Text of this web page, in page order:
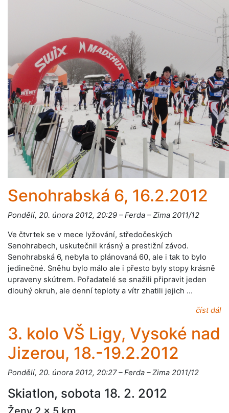
Senohrabská 6, 16.2.2012
Pondělí, 20. února 2012, 20:29 – Ferda – Zima 2011/12
Ve čtvrtek se v mece lyžování, středočeských
Senohrabech, uskutečnil krásný a prestižní závod.
Senohrabská 6, nebyla to plánovaná 60, ale i tak to bylo
jedinečné. Sněhu bylo málo ale i přesto byly stopy krásně
upraveny skútrem. Pořadatelé se snažili připravit jeden
dlouhý okruh, ale denní teploty a vítr zhatili jejich …
číst dál
3. kolo VŠ Ligy, Vysoké nad
Jizerou, 18.-19.2.2012
Pondělí, 20. února 2012, 20:27 – Ferda – Zima 2011/12
Skiatlon, sobota 18. 2. 2012